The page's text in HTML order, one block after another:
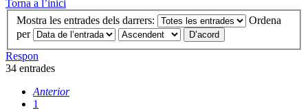
Torna a l’inici
Mostra les entrades dels darrers:
Ordena
per
Respon
34 entrades
Anterior
1